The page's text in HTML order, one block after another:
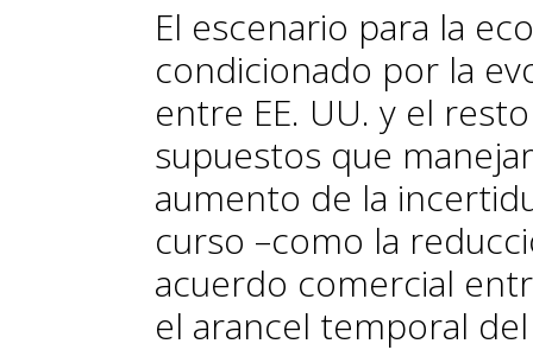
El escenario para la
condicionado por la
entre EE. UU. y el
supuestos que
aumento de la
curso –como la
acuerdo comercial
el arancel temporal